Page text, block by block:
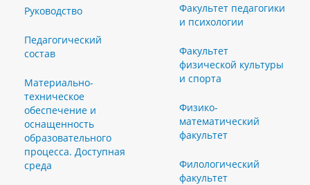
Руководство
Педагогический
состав
Материально-
техническое
обеспечение и
оснащенность
образовательного
процесса. Доступная
среда
Факультет педагогики
и психологии
Факультет
физической культуры
и спорта
Физико-
математический
факультет
Филологический
факультет